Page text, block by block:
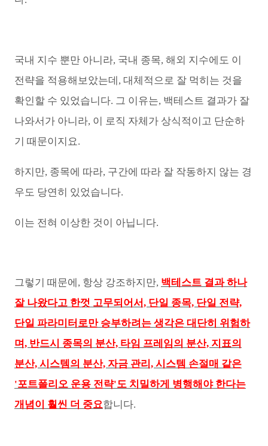
국내 지수 뿐만 아니라, 국내 종목, 해외 지수에도 이
전략을 적용해보았는데, 대체적으로 잘 먹히는 것을
확인할 수 있었습니다. 그 이유는, 백테스트 결과가 잘
나와서가 아니라, 이 로직 자체가 상식적이고 단순하
기 때문이지요.
하지만, 종목에 따라, 구간에 따라 잘 작동하지 않는 경
우도 당연히 있었습니다.
이는 전혀 이상한 것이 아닙니다.
그렇기 때문에, 항상 강조하지만, 백테스트 결과 하나
잘 나왔다고 한껏 고무되어서, 단일 종목, 단일 전략,
단일 파라미터로만 승부하려는 생각은 대단히 위험하
며, 반드시 종목의 분산, 타임 프레임의 분산, 지표의
분산, 시스템의 분산, 자금 관리, 시스템 손절매 같은
'포트폴리오 운용 전략'도 치밀하게 병행해야 한다는
개념이
훨씬 더 중요합니다.